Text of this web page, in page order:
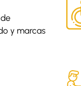
y marcas